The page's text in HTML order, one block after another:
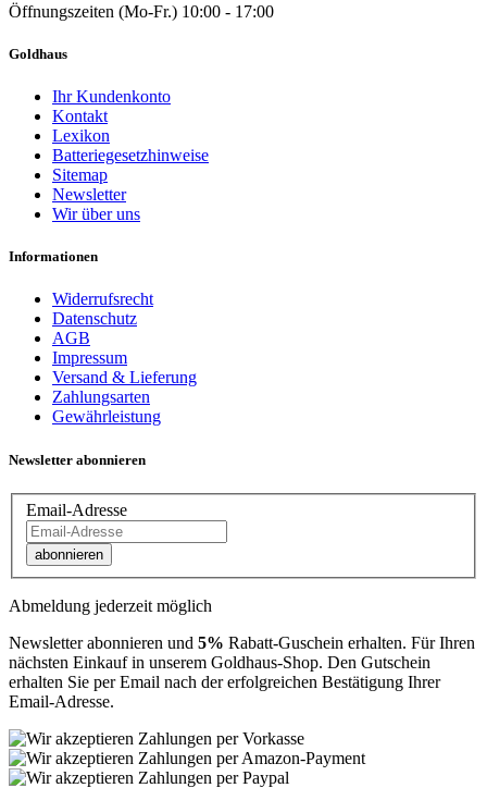
Öffnungszeiten (Mo-Fr.) 10:00 - 17:00
Goldhaus
Ihr Kundenkonto
Kontakt
Lexikon
Batteriegesetzhinweise
Sitemap
Newsletter
Wir über uns
Informationen
Widerrufsrecht
Datenschutz
AGB
Impressum
Versand & Lieferung
Zahlungsarten
Gewährleistung
Newsletter abonnieren
Email-Adresse
abonnieren
Abmeldung jederzeit möglich
Newsletter abonnieren und 5% Rabatt-Guschein erhalten. Für Ihren
nächsten Einkauf in unserem Goldhaus-Shop. Den Gutschein
erhalten Sie per Email nach der erfolgreichen Bestätigung Ihrer
Email-Adresse.